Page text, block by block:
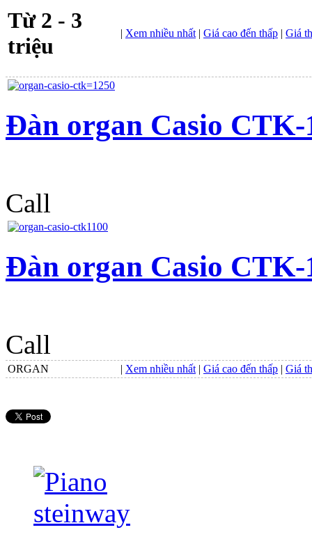
Từ 2 - 3
triệu
| Xem nhiều nhất | Giá cao đến thấp | Giá
Đàn organ Casio CTK-
Call
Đàn organ Casio CTK-
Call
ORGAN | Xem nhiều nhất | Giá cao đến thấp | Giá